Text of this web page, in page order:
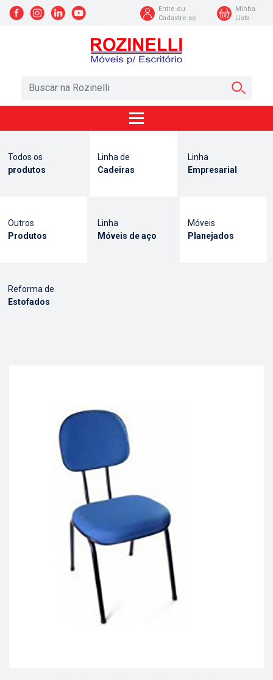
Entre ou
Cadastre-se
Minha
Lista
Todos os
produtos
Linha de
Cadeiras
Linha
Empresarial
Outros
Produtos
Linha
Móveis de aço
Móveis
Planejados
Reforma de
Estofados